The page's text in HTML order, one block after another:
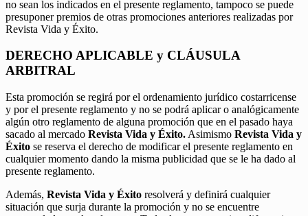
no sean los indicados en el presente reglamento, tampoco se puede
presuponer premios de otras promociones anteriores realizadas por
Revista Vida y Éxito.
DERECHO APLICABLE y CLÁUSULA
ARBITRAL
Esta promoción se regirá por el ordenamiento jurídico costarricense
y por el presente reglamento y no se podrá aplicar o analógicamente
algún otro reglamento de alguna promoción que en el pasado haya
sacado al mercado Revista Vida y Éxito. Asimismo Revista Vida y
Éxito se reserva el derecho de modificar el presente reglamento en
cualquier momento dando la misma publicidad que se le ha dado al
presente reglamento.
Además, Revista Vida y Éxito resolverá y definirá cualquier
situación que surja durante la promoción y no se encuentre